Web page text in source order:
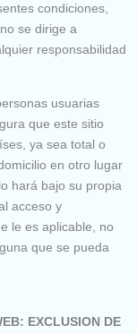
condiciones,
se dirige a
responsabilidad
usuarias
que este sitio
ya sea total o
en otro lugar
hará bajo su propia
acceso y
le es aplicable, no
que se pueda
EXCLUSION DE